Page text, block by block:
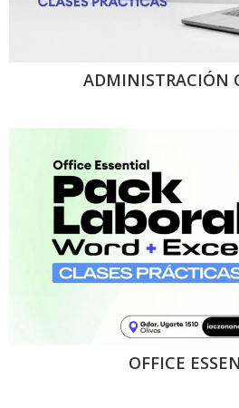
ADMINISTRACIÓN
OFFICE